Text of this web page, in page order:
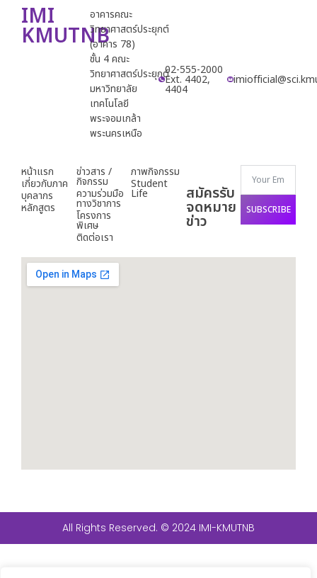
IMI
KMUTNB
อาคารคณะ
วิทยาศาสตร์ประยุกต์
(อาคาร 78)
ชั้น 4 คณะ
วิทยาศาสตร์ประยุกต์
มหาวิทยาลัย
เทคโนโลยี
พระจอมเกล้า
พระนครเหนือ
02-555-2000
Ext. 4402,
4404
หน้าแรก
เกี่ยวกับภาค
บุคลากร
หลักสูตร
ข่าวสาร /
กิจกรรม
ความร่วมมือ
ทางวิชาการ
โครงการ
พิเศษ
ติดต่อเรา
ภาพกิจกรรม
Student
Life สมัครรับ
จดหมาย
ข่าว
SUBSCRIBE
All Rights Reserved. © 2024 IMI-KMUTNB